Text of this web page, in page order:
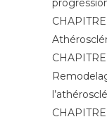
CHAPITRE
CHAPITRE
CHAPITRE